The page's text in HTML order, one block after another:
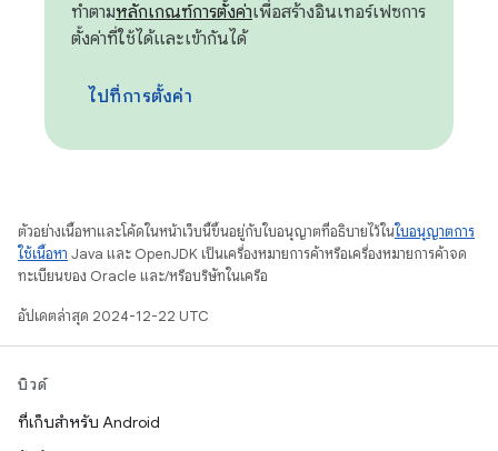
ทำตามหลักเกณฑ์การตั้งค่าเพื่อสร้างอินเทอร์เฟซการ
ตั้งค่าที่ใช้ได้และเข้ากันได้
ไปที่การตั้งค่า
ตัวอย่างเนื้อหาและโค้ดในหน้าเว็บนี้ขึ้นอยู่กับใบอนุญาตที่อธิบายไว้ในใบอนุญาตการ
ใช้เนื้อหา Java และ OpenJDK เป็นเครื่องหมายการค้าหรือเครื่องหมายการค้าจด
ทะเบียนของ Oracle และ/หรือบริษัทในเครือ
อัปเดตล่าสุด 2024-12-22 UTC
บิวด์
ที่เก็บสำหรับ Android